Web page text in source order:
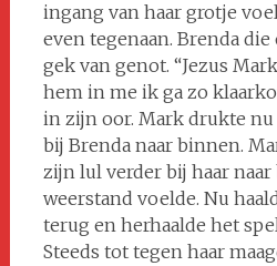
ingang van haar grotje
even tegenaan. Brenda
gek van genot. “Jezus
hem in me ik ga zo
in zijn oor. Mark drukte
bij Brenda naar binnen.
zijn lul verder bij haar
weerstand voelde. Nu
terug en herhaalde het
Steeds tot tegen haar